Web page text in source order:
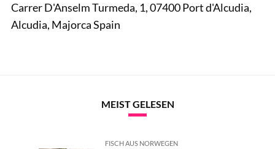
Carrer D'Anselm Turmeda, 1, 07400 Port d'Alcudia,
Alcudia, Majorca Spain
MEIST GELESEN
FISCH AUS NORWEGEN